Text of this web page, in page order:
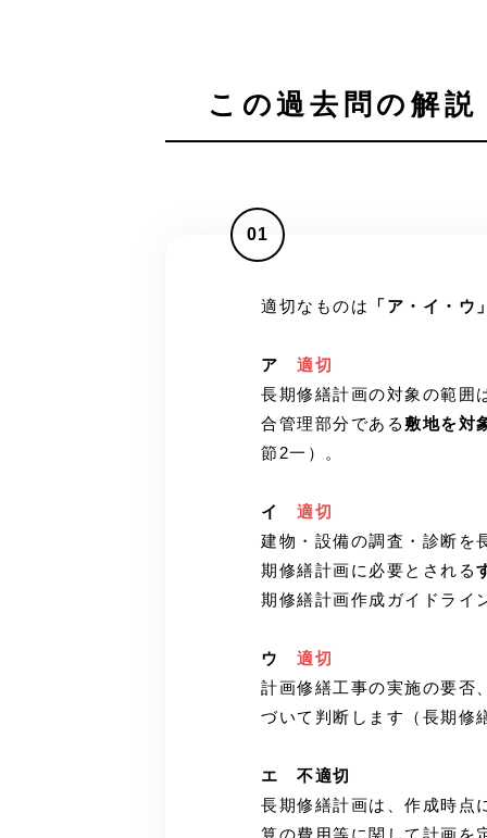
この過去問の解
01
適切なものは 「ア・イ・ウ
ア 適切
長期修繕計画の対象の範囲
合管理部分である敷地を対
節2一）。
イ 適切
建物・設備の調査・診断を
期修繕計画に必要とされる
期修繕計画作成ガイドライ
ウ 適切
計画修繕工事の実施の要否
づいて判断します（長期
エ 不適切
長期修繕計画は、作成時点
算の費用等に関して計画を